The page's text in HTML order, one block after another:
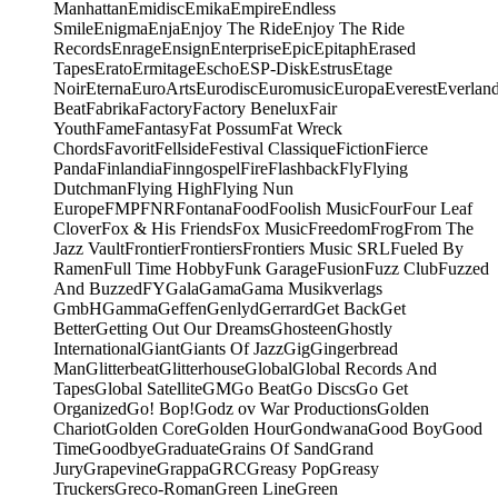
ManhattanEmidiscEmikaEmpireEndless
SmileEnigmaEnjaEnjoy The RideEnjoy The Ride
RecordsEnrageEnsignEnterpriseEpicEpitaphErased
TapesEratoErmitageEschoESP-DiskEstrusEtage
NoirEternaEuroArtsEurodiscEuromusicEuropaEverest
BeatFabrikaFactoryFactory BeneluxFair
YouthFameFantasyFat PossumFat Wreck
ChordsFavoritFellsideFestival ClassiqueFictionFierce
PandaFinlandiaFinngospelFireFlashbackFlyFlying
DutchmanFlying HighFlying Nun
EuropeFMPFNRFontanaFoodFoolish MusicFourFour Leaf
CloverFox & His FriendsFox MusicFreedomFrogFrom The
Jazz VaultFrontierFrontiersFrontiers Music SRLFueled By
RamenFull Time HobbyFunk GarageFusionFuzz ClubFuzzed
And BuzzedFYGalaGamaGama Musikverlags
GmbHGammaGeffenGenlydGerrardGet BackGet
BetterGetting Out Our DreamsGhosteenGhostly
InternationalGiantGiants Of JazzGigGingerbread
ManGlitterbeatGlitterhouseGlobalGlobal Records And
TapesGlobal SatelliteGMGo BeatGo DiscsGo Get
OrganizedGo! Bop!Godz ov War ProductionsGolden
ChariotGolden CoreGolden HourGondwanaGood BoyGood
TimeGoodbyeGraduateGrains Of SandGrand
JuryGrapevineGrappaGRCGreasy PopGreasy
TruckersGreco-RomanGreen LineGreen